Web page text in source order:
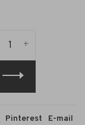
+
Pinterest E-mail